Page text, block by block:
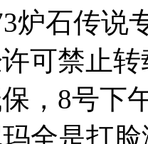
炉石传说
可禁止
，8号下
全是打